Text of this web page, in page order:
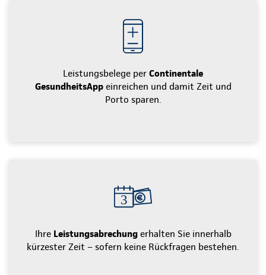
Leistungsbelege per Continentale
GesundheitsAppeinreichen und damit Zeit und
Porto sparen.
Ihre Leistungsabrechungerhalten Sie innerhalb
kürzester Zeit – sofern keine Rückfragen bestehen.